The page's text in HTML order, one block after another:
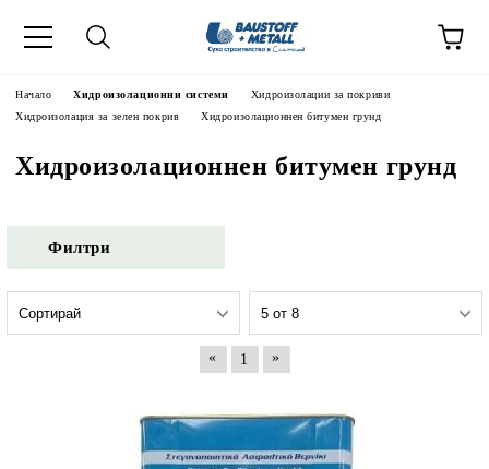
Начало Хидроизолационни системи
Хидроизолации за покриви
Хидроизолация за зелен покрив
Хидроизолационнен битумен грунд
Хидроизолационнен битумен грунд
Филтри
« 1 »